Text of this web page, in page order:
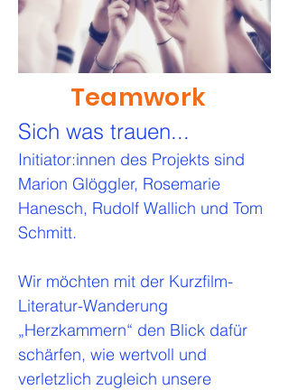
Teamwork
Sich was trauen...
Initiator:innen des Projekts sind
Marion Glöggler, Rosemarie
Hanesch, Rudolf Wallich und Tom
Schmitt.
Wir möchten mit der Kurzfilm-
Literatur-Wanderung
„Herzkammern“ den Blick dafür
schärfen, wie wertvoll und
verletzlich zugleich unsere